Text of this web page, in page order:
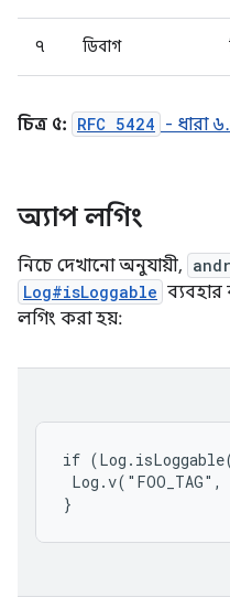
৭ ডিবাগ
চিত্র ৫: RFC 5424 - ধারা
অ্যাপ লগিং
নিচে দেখানো অনুযায়ী,
Log#isLoggable
লগিং করা হয়:
if